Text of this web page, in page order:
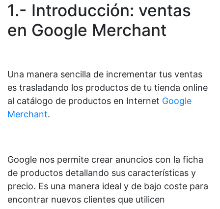
1.- Introducción: ventas
en Google Merchant
Una manera sencilla de incrementar tus ventas
es trasladando los productos de tu tienda online
al catálogo de productos en Internet Google
Merchant.
Google nos permite crear anuncios con la ficha
de productos detallando sus características y
precio. Es una manera ideal y de bajo coste para
encontrar nuevos clientes que utilicen